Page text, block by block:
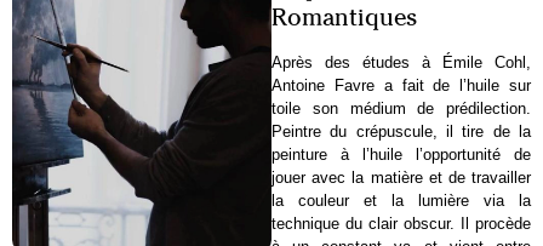
Romantiques
Après des études à Émile Cohl,
Antoine Favre a fait de l’huile sur
toile son médium de prédilection.
Peintre du crépuscule, il tire de la
peinture à l’huile l’opportunité de
jouer avec la matière et de travailler
la couleur et la lumière via la
technique du clair obscur. Il procède